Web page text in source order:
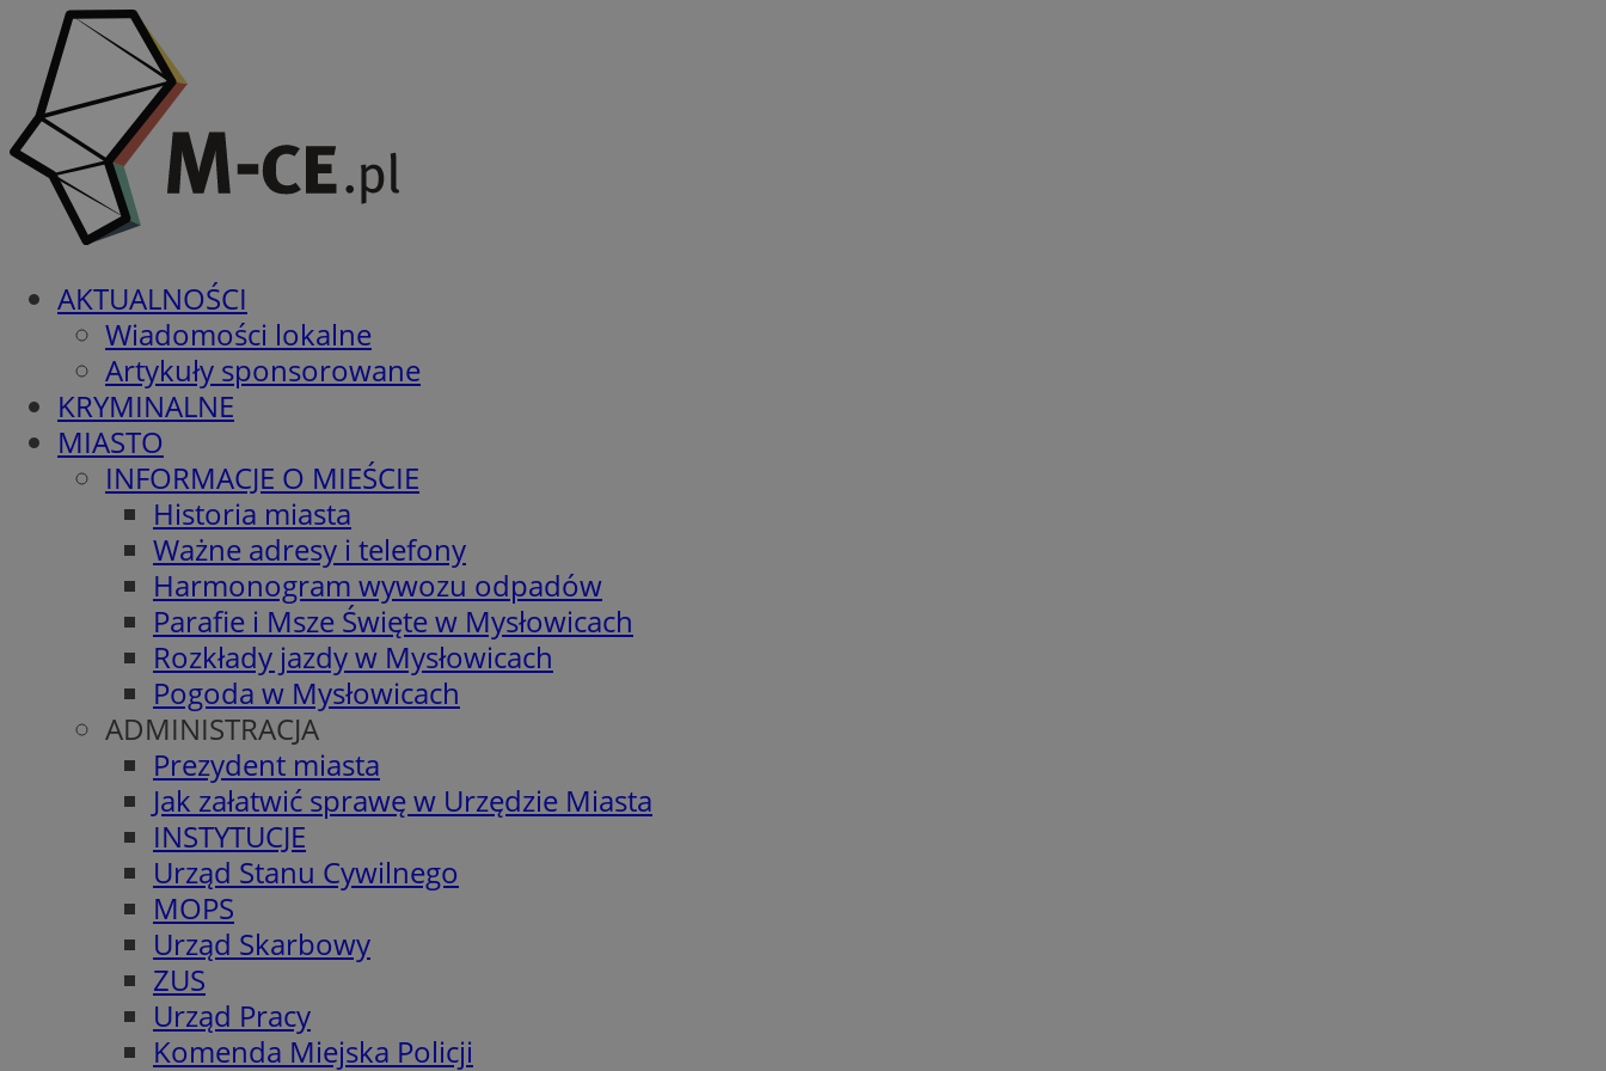
AKTUALNOŚCI
Wiadomości lokalne
Artykuły sponsorowane
KRYMINALNE
MIASTO
INFORMACJE O MIEŚCIE
Historia miasta
Ważne adresy i telefony
Harmonogram wywozu odpadów
Parafie i Msze Święte w Mysłowicach
Rozkłady jazdy w Mysłowicach
Pogoda w Mysłowicach
ADMINISTRACJA
Prezydent miasta
Jak załatwić sprawę w Urzędzie Miasta
INSTYTUCJE
Urząd Stanu Cywilnego
MOPS
Urząd Skarbowy
ZUS
Urząd Pracy
Komenda Miejska Policji